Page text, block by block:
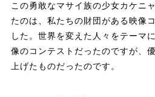
この勇敢なマサイ族の少女カケニ
たのは、私たちの財団がある映像
した。世界を変えた人々をテーマ
像のコンテストだったのですが、
上げたものだったのです。